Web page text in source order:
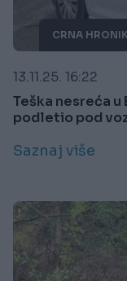
CRNA
13.11.25. 16:22
Teška nesreća
podletio pod
Saznaj više